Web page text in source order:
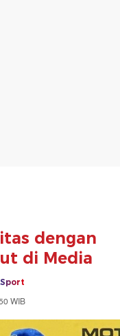
dengan
di Media
WIB